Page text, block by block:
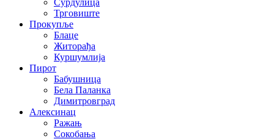
Сурдулица
Трговиште
Прокупље
Блаце
Житорађа
Куршумлија
Пирот
Бабушница
Бела Паланка
Димитровград
Алексинац
Ражањ
Сокобања